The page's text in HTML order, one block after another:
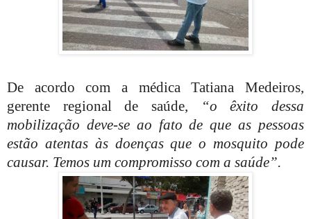
De acordo com a médica Tatiana Medeiros,
gerente regional de saúde,
“o êxito dessa
mobilização deve-se ao fato de que as pessoas
estão atentas às doenças que o mosquito pode
causar. Temos um compromisso com a saúde”.